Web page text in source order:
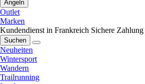
Angeln
Outlet
Marken
Kundendienst in Frankreich Sichere Zahlung
Suchen
Neuheiten
Wintersport
Wandern
Trailrunning